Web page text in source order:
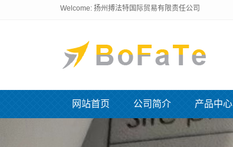
Welcome: 扬州搏法特国际贸易有限责任公司
网站首页 公司简介 产品中心